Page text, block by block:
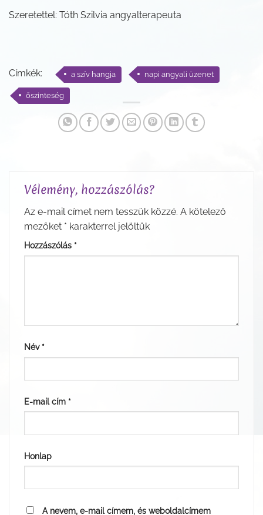
Szeretettel: Tóth Szilvia angyalterapeuta
Címkék: a szív hangja napi angyali üzenet
őszinteség
Vélemény, hozzászólás?
Az e-mail címet nem tesszük közzé. A kötelező
mezőket * karakterrel jelöltük
Hozzászólás *
Név *
E-mail cím *
Honlap
A nevem, e-mail címem, és weboldalcímem